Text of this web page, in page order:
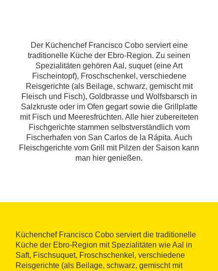
Der Küchenchef Francisco Cobo serviert eine
traditionelle Küche der Ebro-Region. Zu seinen
Spezialitäten gehören Aal, suquet (eine Art
Fischeintopf), Froschschenkel, verschiedene
Reisgerichte (als Beilage, schwarz, gemischt mit
Fleisch und Fisch), Goldbrasse und Wolfsbarsch in
Salzkruste oder im Ofen gegart sowie die Grillplatte
mit Fisch und Meeresfrüchten. Alle hier zubereiteten
Fischgerichte stammen selbstverständlich vom
Fischerhafen von San Carlos de la Rápita. Auch
Fleischgerichte vom Grill mit Pilzen der Saison kann
man hier genießen.
Küchenchef Francisco Cobo serviert die traditionelle
Küche der Ebro-Region mit Spezialitäten wie Aal in
Saft, Fischsuquet, Froschschenkel, verschiedene
Reisgerichte (als Beilage, schwarz, gemischt mit